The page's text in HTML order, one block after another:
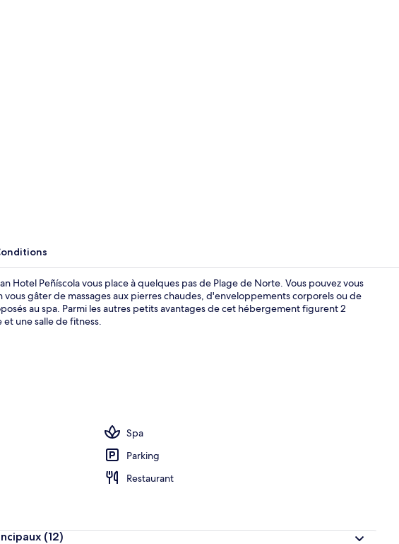
Hotel Peñíscola vous place à quelques pas de Plage de Norte. Vous pouvez vous
gâter de massages aux pierres chaudes, d'enveloppements corporels ou de
au spa. Parmi les autres petits avantages de cet hébergement figurent 2
une salle de fitness.
Spa
Parking
Restaurant
(12)